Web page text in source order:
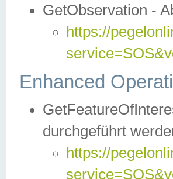
GetObservation -
https://
Enhanced
durchgeführt
https://